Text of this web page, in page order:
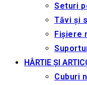
Seturi
Tăvi și
Fișiere
HÂRTIE ȘI
Cuburi